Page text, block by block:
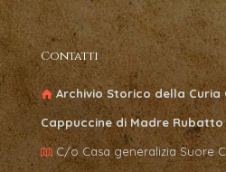
Contatti
Archivio Storico della Curia
Cappuccine di Madre Rubatto
C/o Casa generalizia Suore